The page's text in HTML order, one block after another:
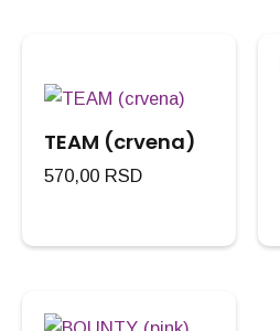
TEAM (crvena)
570,00 RSD